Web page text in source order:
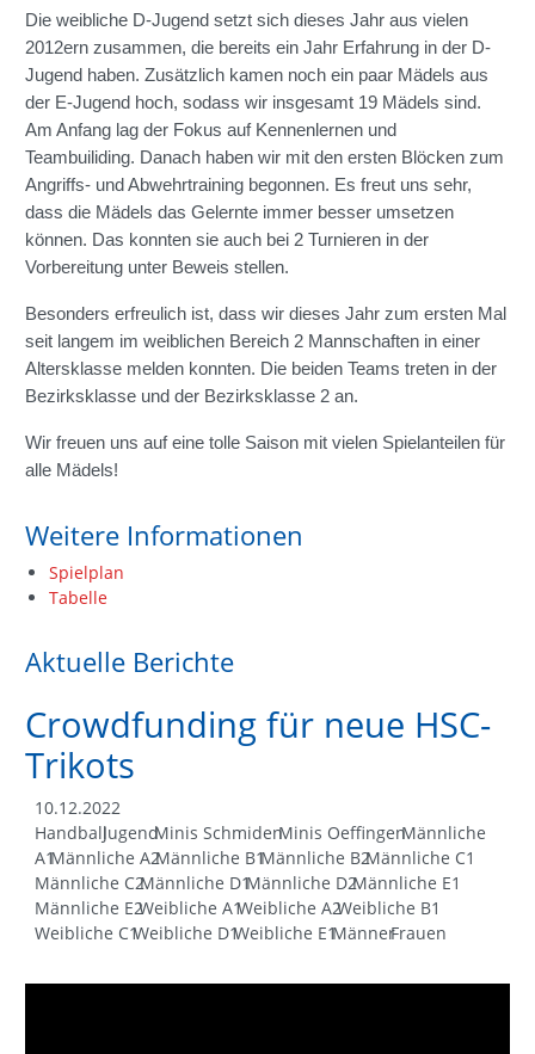
Die weibliche D-Jugend setzt sich dieses Jahr aus vielen
2012ern zusammen, die bereits ein Jahr Erfahrung in der D-
Jugend haben. Zusätzlich kamen noch ein paar Mädels aus
der E-Jugend hoch, sodass wir insgesamt 19 Mädels sind.
Am Anfang lag der Fokus auf Kennenlernen und
Teambuiliding. Danach haben wir mit den ersten Blöcken zum
Angriffs- und Abwehrtraining begonnen. Es freut uns sehr,
dass die Mädels das Gelernte immer besser umsetzen
können. Das konnten sie auch bei 2 Turnieren in der
Vorbereitung unter Beweis stellen.
Besonders erfreulich ist, dass wir dieses Jahr zum ersten Mal
seit langem im weiblichen Bereich 2 Mannschaften in einer
Altersklasse melden konnten. Die beiden Teams treten in der
Bezirksklasse und der Bezirksklasse 2 an.
Wir freuen uns auf eine tolle Saison mit vielen Spielanteilen für
alle Mädels!
Weitere Informationen
Spielplan
Tabelle
Aktuelle Berichte
Crowdfunding für neue HSC-
Trikots
10.12.2022
HandballJugendMinis SchmidenMinis OeffingenMännliche
A1Männliche A2Männliche B1Männliche B2Männliche C1
Männliche C2Männliche D1Männliche D2Männliche E1
Männliche E2Weibliche A1Weibliche A2Weibliche B1
Weibliche C1Weibliche D1Weibliche E1MännerFrauen